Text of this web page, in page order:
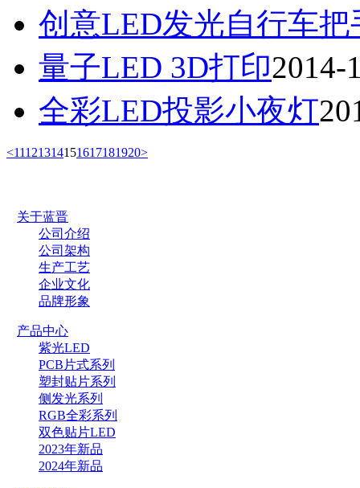
创意LED发光自行车把
量子LED 3D打印2014-
全彩LED投影小夜灯
<11121314151617181920>
关于蓝晋
公司介绍
公司架构
生产工艺
企业文化
品牌形象
产品中心
紫光LED
PCB片式系列
塑封贴片系列
侧发光系列
RGB全彩系列
双色贴片LED
2023年新品
2024年新品